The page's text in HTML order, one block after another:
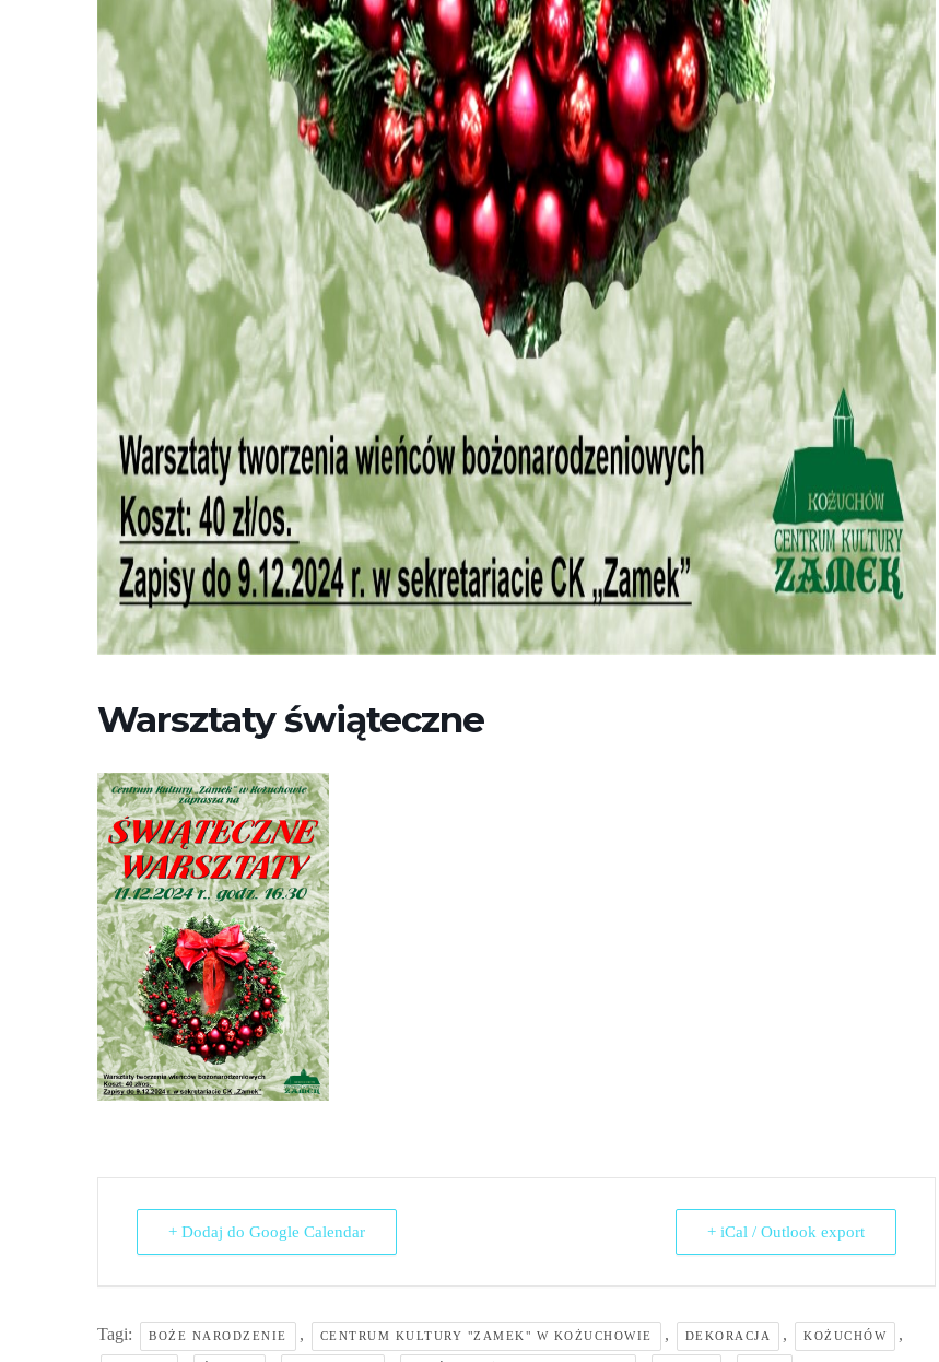
Warsztaty świąteczne
+ Dodaj do Google Calendar + iCal / Outlook export
Tagi: BOŻE NARODZENIE , CENTRUM KULTURY "ZAMEK" W KOŻUCHOWIE , DEKORACJA , KOŻUCHÓW
,